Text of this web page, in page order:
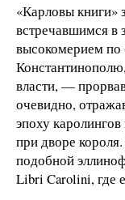
«Карловы книги»
встречавшимся в
высокомерием
власти, —
очевидно,
эпоху
при дворе
подобной
Libri Carolini, где